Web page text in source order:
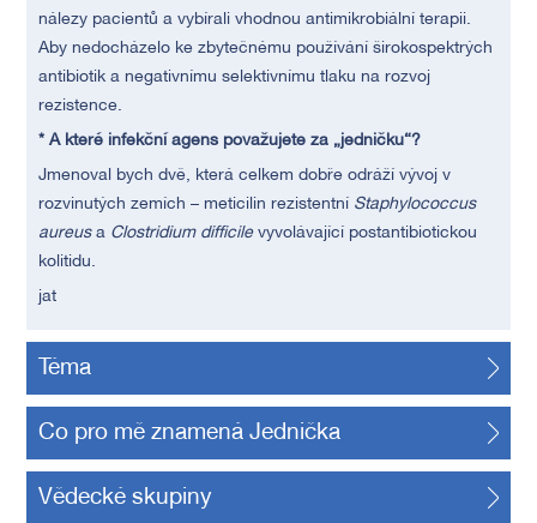
nálezy pacientů a vybírali vhodnou antimikrobiální terapii.
Aby nedocházelo ke zbytečnému používání širokospektrých
antibiotik a negativnímu selektivnímu tlaku na rozvoj
rezistence.
* A které infekční agens považujete za „jedničku“?
Jmenoval bych dvě, která celkem dobře odráží vývoj v
rozvinutých zemích – meticilin rezistentní Staphylococcus
aureusa Clostridium difficilevyvolávající postantibiotickou
kolitidu.
jat
Téma
Co pro mě znamená Jednička
Vědecké skupiny